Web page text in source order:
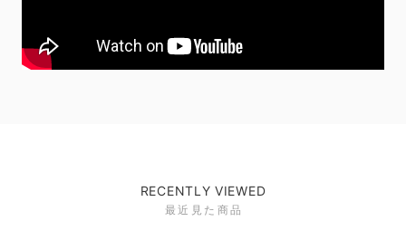
RECENTLY VIEWED
最近見た商品